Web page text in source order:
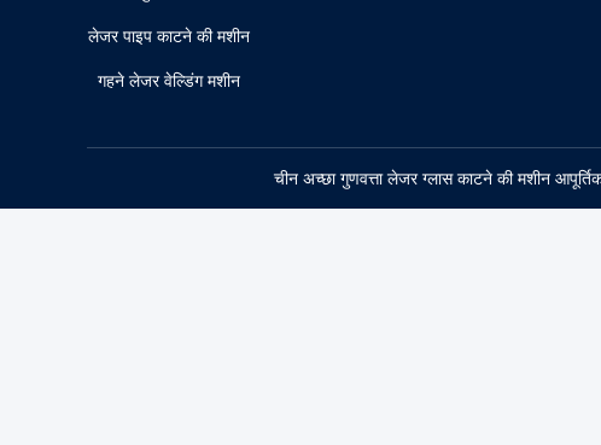
लेजर पाइप काटने की मशीन
गहने लेजर वेल्डिंग मशीन
चीन अच्छा गुणवत्ता लेजर ग्लास काटने की मशीन